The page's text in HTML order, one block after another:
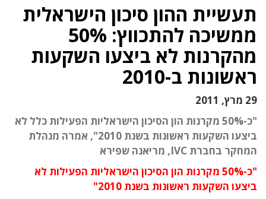
תעשיית ההון סיכון הישראלית
ממשיכה להתכווץ: 50%
מהקרנות לא ביצעו השקעות
ראשונות ב-2010
29 מרץ, 2011
"כ-50% מקרנות הון הסיכון הישראליות הפעילות כלל לא
ביצעו השקעות ראשונות בשנת 2010", אמרה מנהלת
המחקר בחברת IVC, מריאנה שפירא
"כ-50% מקרנות הון הסיכון הישראליות הפעילות לא
ביצעו השקעות ראשונות בשנת 2010"